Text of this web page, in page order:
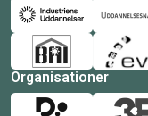
Organisationer